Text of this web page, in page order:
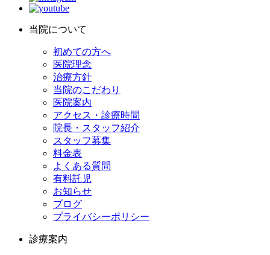
当院について
初めての方へ
医院理念
治療方針
当院のこだわり
医院案内
アクセス・診療時間
院長・スタッフ紹介
スタッフ募集
料金表
よくある質問
有料託児
お知らせ
ブログ
プライバシーポリシー
診療案内